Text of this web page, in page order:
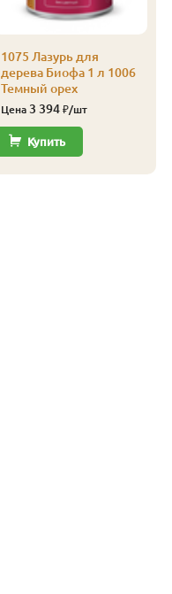
1075 Лазурь для
дерева Биофа 1 л 1006
Темный орех
Цена 3 394₽/шт
Купить